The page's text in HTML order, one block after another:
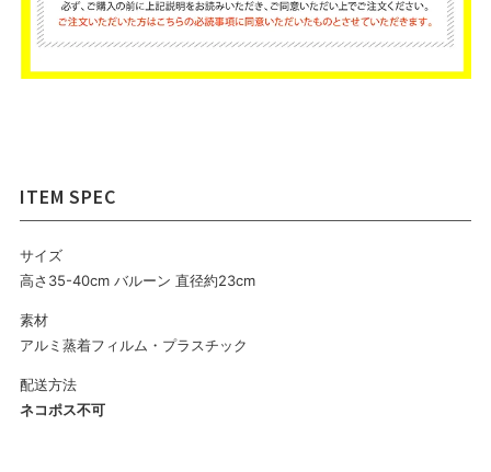
サイズ
高さ35-40cm バルーン 直径約23cm
素材
アルミ蒸着フィルム・プラスチック
配送方法
ネコポス不可